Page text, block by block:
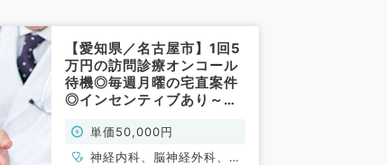
【愛知県／名古屋市】1回5
万円の訪問診療オンコール
待機◎毎週月曜の宅直案件
◎インセンティブあり～人
す～（内科系・外科系／非
常勤）
単価50,000円
神経内科、脳神経外科、一